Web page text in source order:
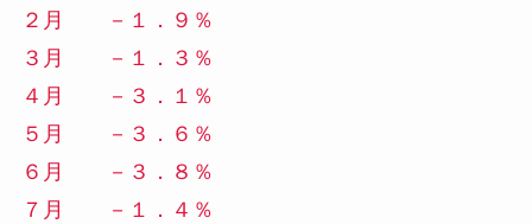
２月 －１．９％
３月 －１．３％
４月 －３．１％
５月 －３．６％
６月 －３．８％
７月 －１．４％